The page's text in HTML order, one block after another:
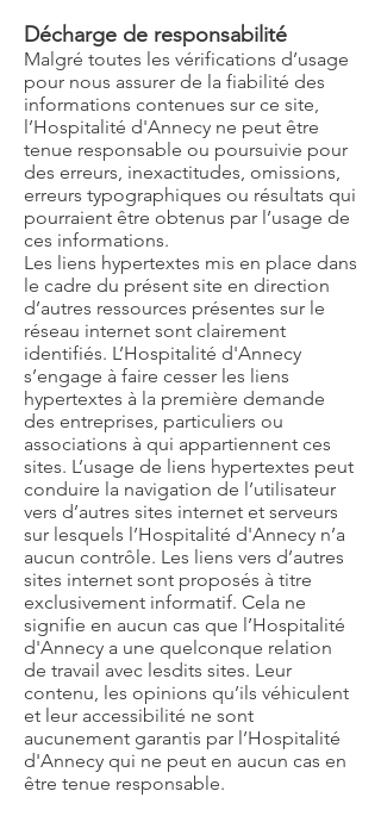
Décharge de responsabilité
Malgré toutes les vérifications d’usage
pour nous assurer de la fiabilité des
informations contenues sur ce site,
l’Hospitalité d'Annecy ne peut être
tenue responsable ou poursuivie pour
des erreurs, inexactitudes, omissions,
erreurs typographiques ou résultats qui
pourraient être obtenus par l’usage de
ces informations.
Les liens hypertextes mis en place dans
le cadre du présent site en direction
d’autres ressources présentes sur le
réseau internet sont clairement
identifiés. L’Hospitalité d'Annecy
s’engage à faire cesser les liens
hypertextes à la première demande
des entreprises, particuliers ou
associations à qui appartiennent ces
sites. L’usage de liens hypertextes peut
conduire la navigation de l’utilisateur
vers d’autres sites internet et serveurs
sur lesquels l’Hospitalité d'Annecy n’a
aucun contrôle. Les liens vers d’autres
sites internet sont proposés à titre
exclusivement informatif. Cela ne
signifie en aucun cas que l’Hospitalité
d'Annecy a une quelconque relation
de travail avec lesdits sites. Leur
contenu, les opinions qu’ils véhiculent
et leur accessibilité ne sont
aucunement garantis par l’Hospitalité
d'Annecy qui ne peut en aucun cas en
être tenue responsable.